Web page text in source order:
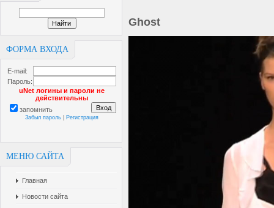
ФОРМА ВХОДА
E-mail:
Пароль:
uNet логины и пароли не
действительны
запомнить
Забыл пароль Регистрация
МЕНЮ САЙТА
Главная
Новости сайта
Ghost